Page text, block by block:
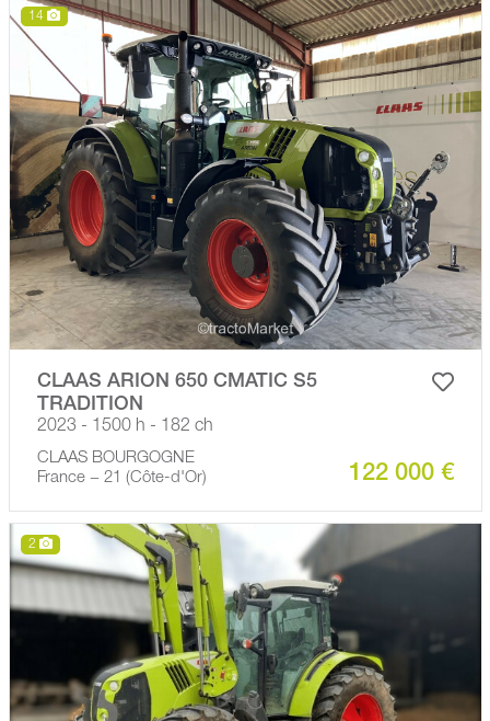
14
CLAAS ARION 650 CMATIC S5
TRADITION
2023 - 1500 h - 182 ch
CLAAS BOURGOGNE
France − 21 (Côte-d'Or)
122 000 €
2